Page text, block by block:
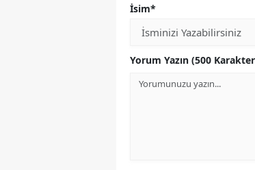
İsim*
Yorum Yazın (500